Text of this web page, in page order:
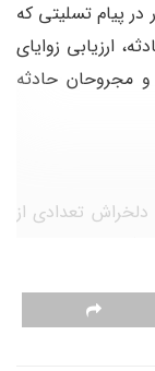
پیام تسلیتی که
ارزیابی زوایای
مجروحان حادثه
تعدادی از
شهید رجایی خبر
انجمن های صنفی